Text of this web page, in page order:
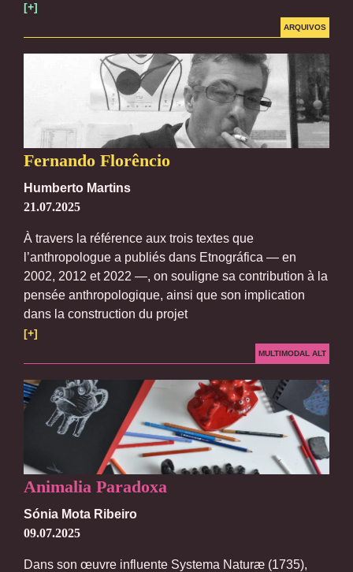
[+]
ARQUIVOS
Fernando Florêncio
Humberto Martins
21.07.2025
À travers la référence aux trois textes que
l’anthropologue a publiés dans Etnográfica — en
2002, 2012 et 2022 —, on souligne sa contribution à la
pensée anthropologique, ainsi que son implication
dans la construction du projet
[+]
MULTIMODAL ALT
Animalia Paradoxa
Sónia Mota Ribeiro
09.07.2025
Dans son œuvre influente Systema Naturæ (1735),